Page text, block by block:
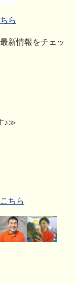
ら
新情報をチェッ
♪≫
こちら